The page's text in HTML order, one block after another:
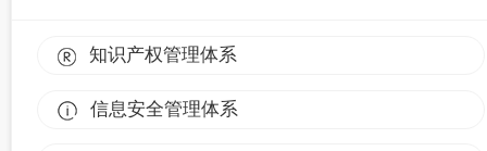
知识产权管理体系
信息安全管理体系